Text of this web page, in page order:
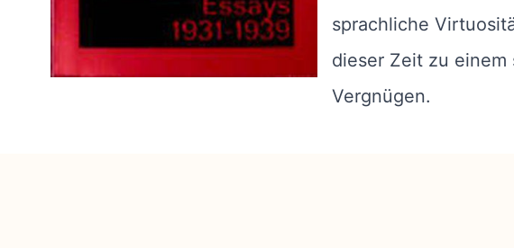
sprachliche
dieser Zeit zu
Vergnügen.